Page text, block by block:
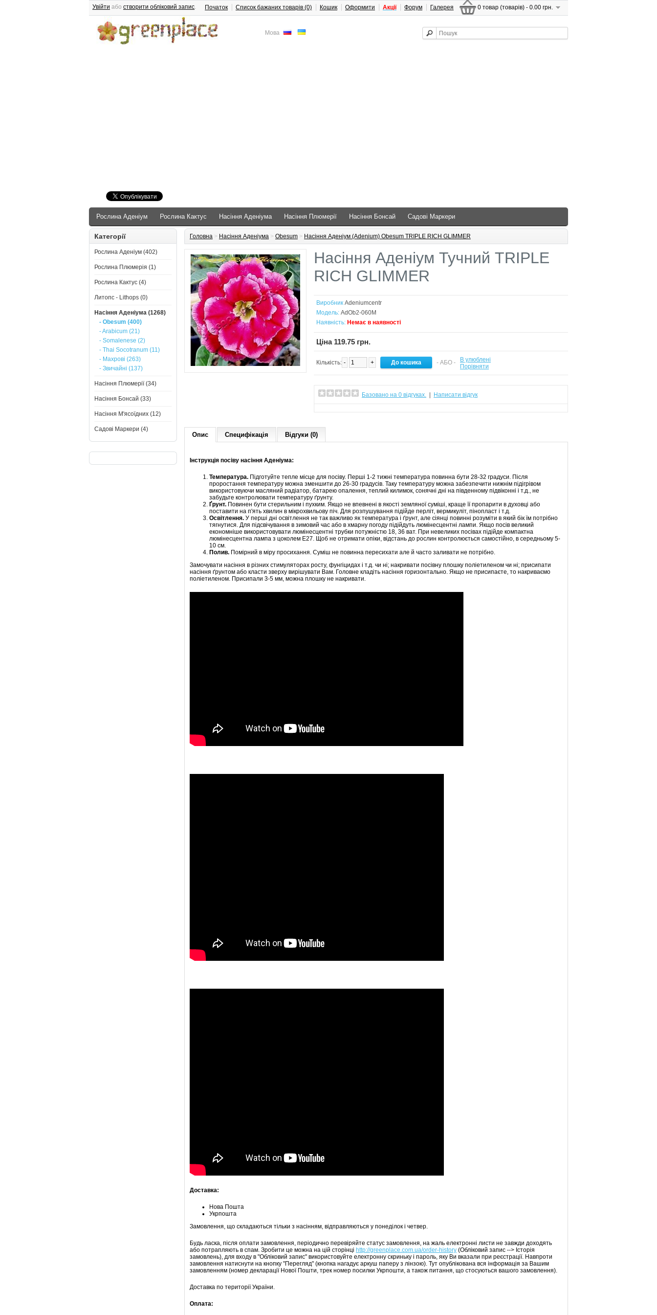
Мова
0 товар (товарів) - 0.00 грн.
Увійти або створити обліковий запис. Початок Список бажаних товарів (0) Кошик Оформити Акції Форум Галерея
Рослина Аденіум Рослина Кактус Насіння Аденіума Насіння Плюмерії Насіння Бонсай Садові Маркери
Категорії
Рослина Аденіум (402)
Рослина Плюмерія (1)
Рослина Кактус (4)
Литопс - Lithops (0)
Насіння Аденіума (1268)
- Obesum (400)
- Arabicum (21)
- Somalenese (2)
- Thai Socotranum (11)
- Махрові (263)
- Звичайні (137)
Насіння Плюмерії (34)
Насіння Бонсай (33)
Насіння М'ясоїдних (12)
Садові Маркери (4)
Головна > Насіння Аденіума > Obesum > Насіння Аденіум (Adenium) Obesum TRIPLE RICH GLIMMER
Насіння Аденіум Тучний TRIPLE
RICH GLIMMER
Виробник Adeniumcentr
Модель: AdOb2-060M
Наявність: Немає в наявності
Ціна 119.75 грн.
Кількість: - + - АБО -
В улюблені
Порівняти
Базовано на 0 відгуках. Написати відгук
Опис Специфікація Відгуки (0)
Інструкція посіву насіння Аденіума:
Температура. Підготуйте тепле місце для посіву. Перші 1-2 тижні температура повинна бути 28-32 градуси. Після
проростання температуру можна зменшити до 26-30 градусів. Таку температуру можна забезпечити нижнім підігрівом
використовуючи масляний радіатор, батарею опалення, теплий килимок, сонячні дні на південному підвіконні і т.д., не
забудьте контролювати температуру ґрунту.
Ґрунт. Повинен бути стерильним і пухким. Якщо не впевнені в якості земляної суміші, краще її пропарити в духовці або
поставити на п'ять хвилин в мікрохвильову піч. Для розпушування підійде перліт, вермикуліт, пінопласт і т.д.
Освітлення. У перші дні освітлення не так важливо як температура і ґрунт, але сіянці повинні розуміти в який бік їм потрібно
тягнутися. Для підсвічування в зимовий час або в хмарну погоду підійдуть люмінесцентні лампи. Якщо посів великий
економніше використовувати люмінесцентні трубки потужністю 18, 36 ват. При невеликих посівах підійде компактна
люмінесцентна лампа з цоколем Е27. Щоб не отримати опіки, відстань до рослин контролюється самостійно, в середньому 5-
10 см.
Полив. Помірний в міру просихання. Суміш не повинна пересихати але й часто заливати не потрібно.
Замочувати насіння в різних стимуляторах росту, фунгіцидах і т.д. чи ні; накривати посівну плошку поліетиленом чи ні; присипати
насіння ґрунтом або класти зверху вирішувати Вам. Головне кладіть насіння горизонтально. Якщо не присипаєте, то накриваємо
поліетиленом. Присипали 3-5 мм, можна плошку не накривати.
Доставка:
Нова Пошта
Укрпошта
Замовлення, що складаються тільки з насінням, відправляються у понеділок і четвер.
Будь ласка, після оплати замовлення, періодично перевіряйте статус замовлення, на жаль електронні листи не завжди доходять
або потрапляють в спам. Зробити це можна на цій сторінці http://greenplace.com.ua/order-history (Обліковий запис --> Історія
замовлень), для входу в "Обліковий запис" використовуйте електронну скриньку і пароль, яку Ви вказали при реєстрації. Навпроти
замовлення натиснути на кнопку "Перегляд" (кнопка нагадує аркуш паперу з лінзою). Тут опублікована вся інформація за Вашим
замовленням (номер декларації Нової Пошти, трек номер посилки Укрпошти, а також питання, що стосуються вашого замовлення).
Доставка по території України.
Оплата: